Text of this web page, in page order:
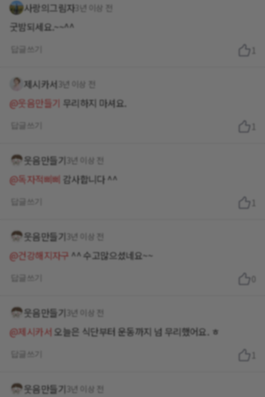
사랑의그림자 3년 이상 전
굿밤되세요.~~^^
1
제시카서 3년 이상 전
@웃음만들기 무리하지 마셔요.
1
웃음만들기 3년 이상 전
@독자적삐삐 감사합니다 ^^
1
웃음만들기 3년 이상 전
@건강해지자구 ^^ 수고많으셨네요~~
웃음만들기 3년 이상 전
@제시카서 오늘은 식단부터 운동까지 넘 무리했어요. ㅎ
1
웃음만들기 3년 이상 전